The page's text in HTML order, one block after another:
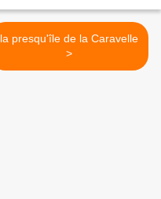
la presqu'île de la Caravelle
>